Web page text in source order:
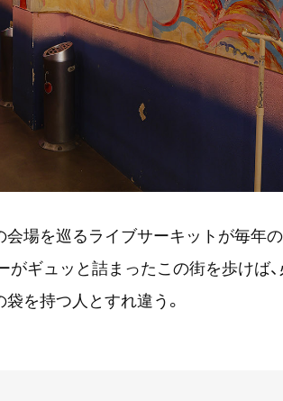
会場を巡るライブサーキットが毎年
がギュッと詰まったこの街を歩けば
を持つ人とすれ違う。